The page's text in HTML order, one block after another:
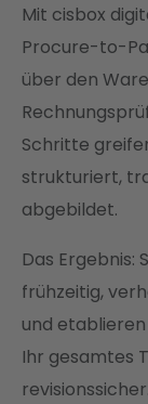
Mit cisbox
Procure-to-
über den
Schritte
strukturiert,
abgebildet.
Das Ergebnis:
frühzeitig,
und
Ihr gesamtes
revisionssicher.